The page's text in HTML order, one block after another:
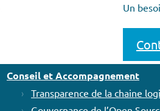
Un
Conseil et Accompagnement
Transparence de la chaine